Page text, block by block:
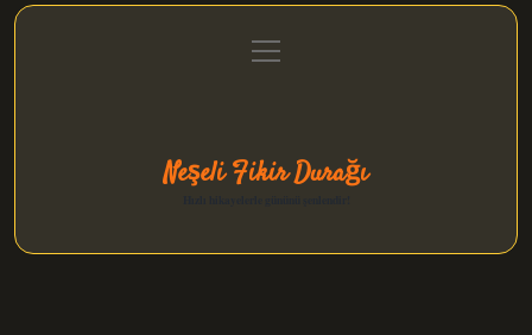
Gizlilik Politikası
menüyü
aç
Neşeli Fikir Durağı